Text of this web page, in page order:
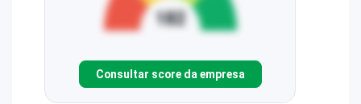
Consultar score da empresa